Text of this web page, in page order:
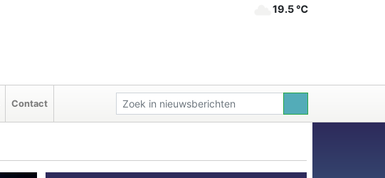
19.5 ℃
Contact